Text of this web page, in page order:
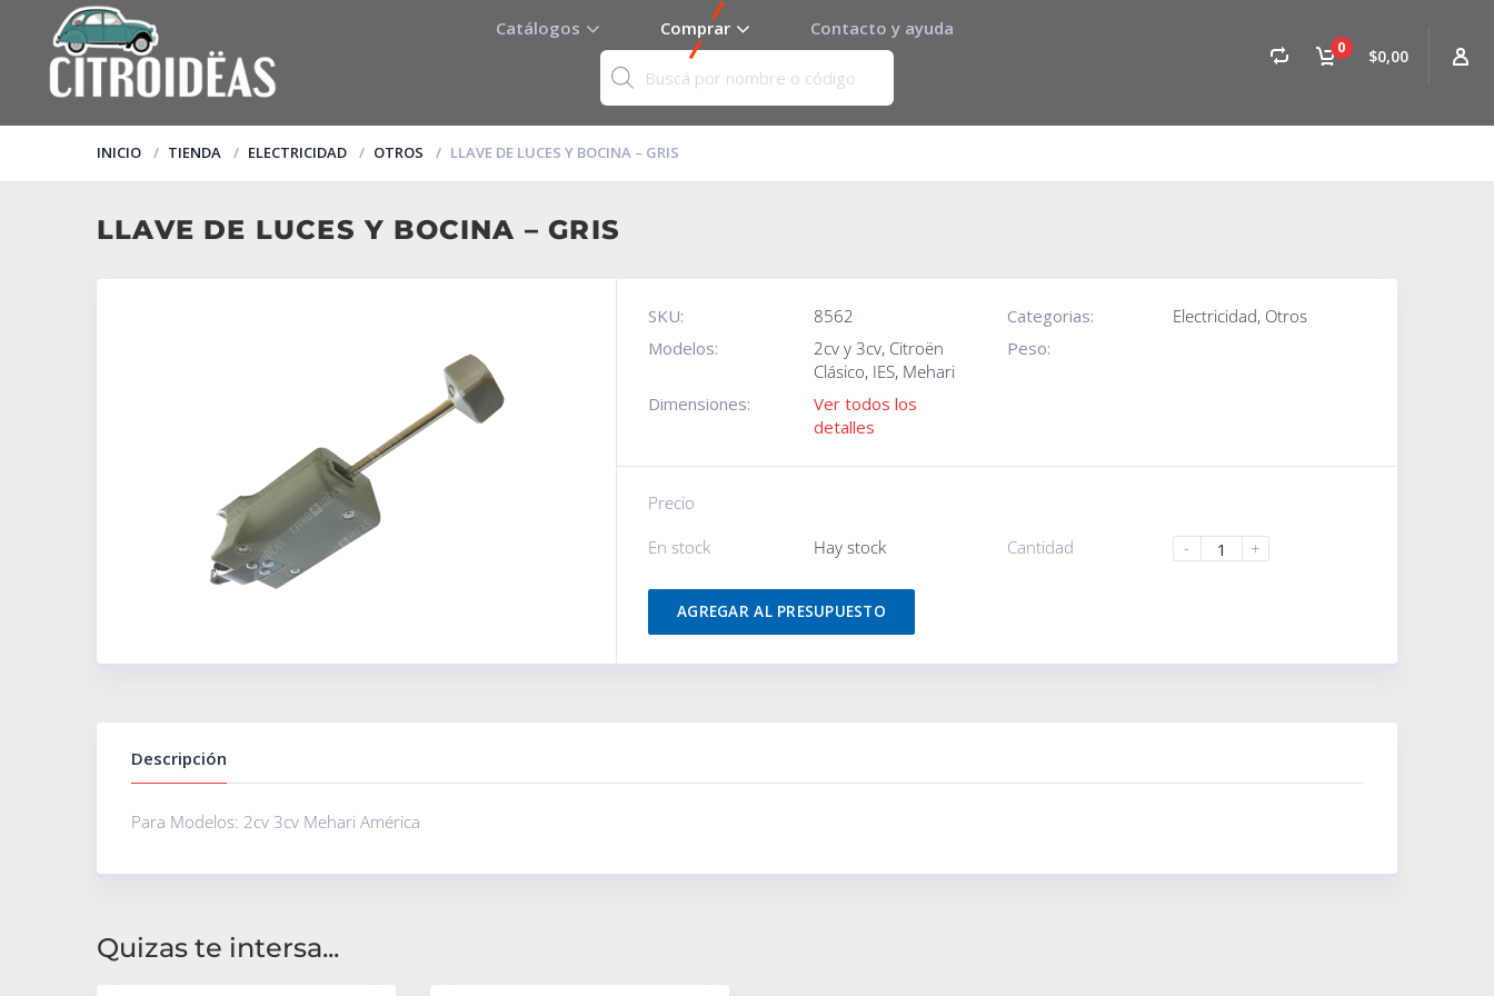
0 $0,00
Catálogos Comprar Contacto y ayuda
INICIO TIENDA ELECTRICIDAD OTROS LLAVE DE LUCES Y BOCINA – GRIS
LLAVE DE LUCES Y BOCINA – GRIS
SKU: 8562 Categorias: Electricidad, Otros
Modelos:
2cv y 3cv, Citroën
Clásico, IES, Mehari
Peso:
Dimensiones:
Ver todos los
detalles
Precio
En stock
Hay stock Cantidad - +
AGREGAR AL PRESUPUESTO
Descripción
Para Modelos: 2cv 3cv Mehari América
Quizas te intersa...